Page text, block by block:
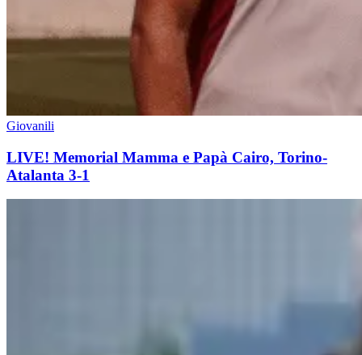
Giovanili
LIVE! Memorial Mamma e Papà Cairo, Torino-
Atalanta 3-1